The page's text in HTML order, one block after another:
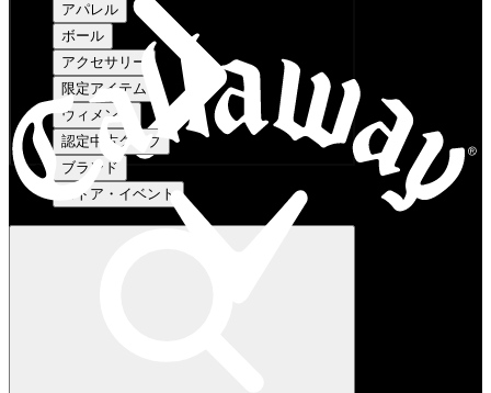
アパレル
ボール
アクセサリー
限定アイテム
ウィメンズ
認定中古クラブ
ブランド
ストア・イベント